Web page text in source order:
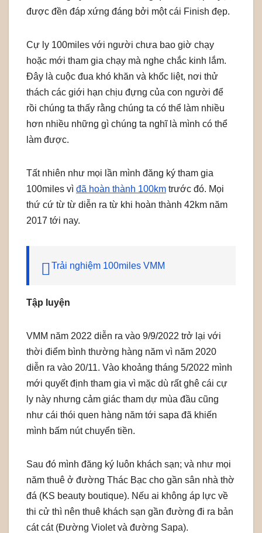
được đền đáp xứng đáng bởi một cái Finish đẹp.
Cự ly 100miles với người chưa bao giờ chạy
hoặc mới tham gia chạy mà nghe chắc kinh lắm.
Đây là cuộc đua khó khăn và khốc liệt, nơi thử
thách các giới hạn chịu đựng của con người để
rồi chúng ta thấy rằng chúng ta có thể làm nhiều
hơn nhiều những gì chúng ta nghĩ là mình có thể
làm được.
Tất nhiên như mọi lần mình đăng ký tham gia
100miles vì đã hoàn thành 100km trước đó. Mọi
thứ cứ từ từ diễn ra từ khi hoàn thành 42km năm
2017 tới nay.
Trải nghiệm 100miles VMM
Tập luyện
VMM năm 2022 diễn ra vào 9/9/2022 trở lại với
thời điểm bình thường hàng năm vì năm 2020
diễn ra vào 20/11. Vào khoảng tháng 5/2022 mình
mới quyết định tham gia vì mặc dù rất ghê cái cự
ly này nhưng cảm giác tham dự mùa đầu cũng
như cái thói quen hàng năm tới sapa đã khiến
mình bấm nút chuyển tiền.
Sau đó mình đăng ký luôn khách sạn; và như mọi
năm thuê ở đường Thác Bạc cho gần sân nhà thờ
đá (KS beauty boutique). Nếu ai không áp lực về
thi cử thì nên thuê khách sạn gần đường đi ra bản
cát cát (Đường Violet và đường Sapa).